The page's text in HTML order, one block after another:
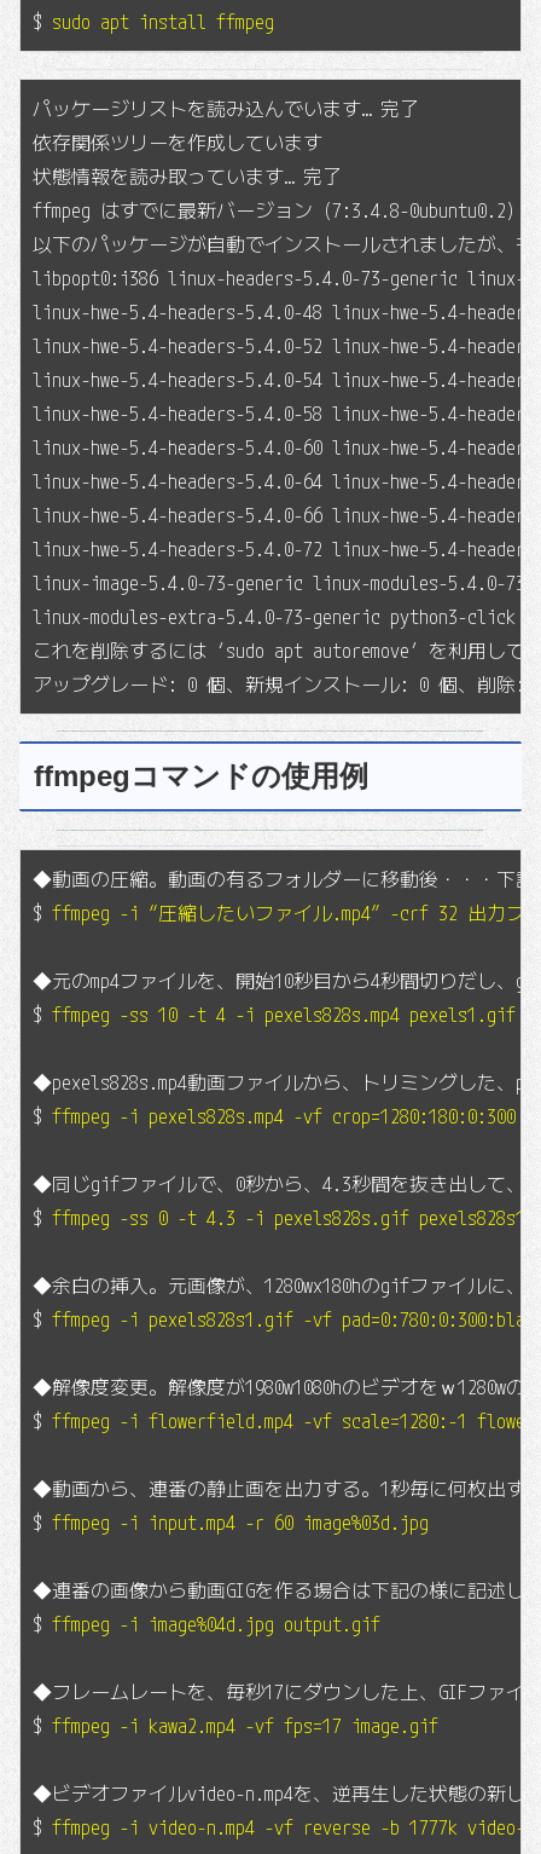
$ sudo apt install ffmpeg
パッケージリストを読み込んでいます… 完了
依存関係ツリーを作成しています
状態情報を読み取っています… 完了
ffmpeg はすでに最新バージョン (7:3.4.8-0ubuntu0.2)
以下のパッケージが自動でインストールされましたが、
libpopt0:i386 linux-headers-5.4.0-73-generic linux-
linux-hwe-5.4-headers-5.4.0-48 linux-hwe-5.4-
linux-hwe-5.4-headers-5.4.0-52 linux-hwe-5.4-
linux-hwe-5.4-headers-5.4.0-54 linux-hwe-5.4-
linux-hwe-5.4-headers-5.4.0-58 linux-hwe-5.4-
linux-hwe-5.4-headers-5.4.0-60 linux-hwe-5.4-
linux-hwe-5.4-headers-5.4.0-64 linux-hwe-5.4-
linux-hwe-5.4-headers-5.4.0-66 linux-hwe-5.4-
linux-hwe-5.4-headers-5.4.0-72 linux-hwe-5.4-
linux-image-5.4.0-73-generic linux-modules-5.4.0-73-
linux-modules-extra-5.4.0-73-generic python3-click
これを削除するには ‘sudo apt autoremove’ を利用して
アップグレード: 0 個、新規インストール: 0 個、削除:
ffmpegコマンドの使用例
◆動画の圧縮。動画の有るフォルダーに移動後・・・下
$ ffmpeg -i “圧縮したいファイル.mp4” -crf 32 出力フ
◆元のmp4ファイルを、開始10秒目から4秒間切りだし、
$ ffmpeg -ss 10 -t 4 -i pexels828s.mp4 pexels1.gif
◆pexels828s.mp4動画ファイルから、トリミングした、
$ ffmpeg -i pexels828s.mp4 -vf crop=1280:180:0:300
◆同じgifファイルで、0秒から、4.3秒間を抜き出して、
$ ffmpeg -ss 0 -t 4.3 -i pexels828s.gif
◆余白の挿入。元画像が、1280wx180hのgifファイルに、
$ ffmpeg -i pexels828s1.gif -vf
◆解像度変更。解像度が1980w1080hのビデオをｗ1280wの
$ ffmpeg -i flowerfield.mp4 -vf scale=1280:-1
◆動画から、連番の静止画を出力する。1秒毎に何枚出す
$ ffmpeg -i input.mp4 -r 60 image%03d.jpg
◆連番の画像から動画GIGを作る場合は下記の様に記述し
$ ffmpeg -i image%04d.jpg output.gif
◆フレームレートを、毎秒17にダウンした上、GIFファイ
$ ffmpeg -i kawa2.mp4 -vf fps=17 image.gif
◆ビデオファイルvideo-n.mp4を、逆再生した状態の新し
$ ffmpeg -i video-n.mp4 -vf reverse -b 1777k video-